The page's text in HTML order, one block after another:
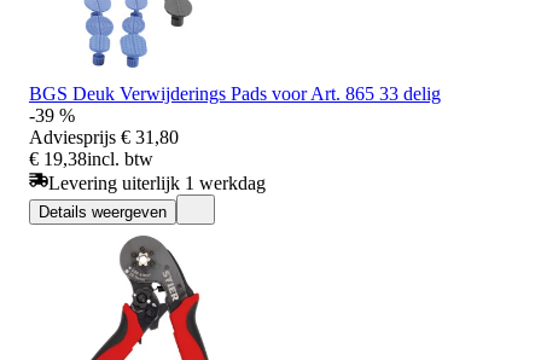
BGS Deuk Verwijderings Pads voor Art. 865 33 delig
-39 %
Adviesprijs € 31,80
€ 19,38incl. btw
Levering uiterlijk 1 werkdag
Details weergeven